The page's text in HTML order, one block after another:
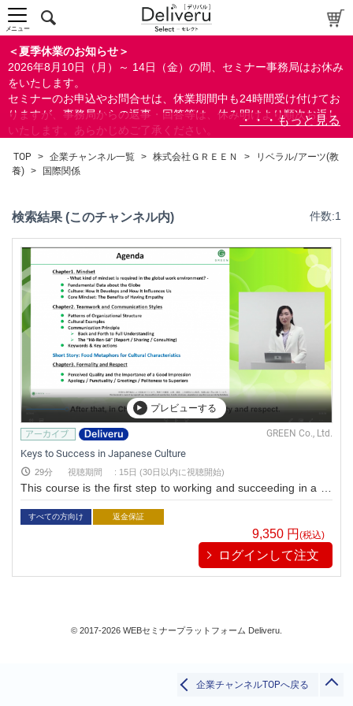
上級者向け
配布資料
指定しない
あり
なし
研修の提供
あり
カテゴリー
経営
人事/労務
営業/マーケティング
ビジネススキル
リベラル/アーツ(教養)
ビジネス/経済
コミュニケーション
政治/歴史
国際関係
環境/社会
英語/外国語
哲学/倫理/宗教
教育/心理
＜夏季休業のお知らせ＞
2026年8月10日（月）～ 14日（金）の間、セミナー事務局はお休み
をいたします。
セミナーのお申込やお問合せは、休業期間中も24時間受け付けてお
りますが、事務局からの返事・回答等は、休み明けより順次お返し
いたします。あらかじめご了承ください。
ができます。
メニュー
TOP > 企業チャンネル一覧 > 株式会社ＧＲＥＥＮ >
リベラル/アーツ(教
養) > 国際関係
検索結果 (このチャンネル内) 件数:1
プレビューする
GREEN Co., Ltd.
Keys to Success in Japanese Culture
29分 視聴期間 : 15日 (30日以内に視聴開始)
This course is the first step to working and succeeding in a Ja
panese organization! 日本語ページはこちら：https://shop.deli
veru.jp/hr/diversity-and-inclusion/ivdvvhqz/
すべての方向け 返金保証
9,350 円 (税込)
ログインして注文
企業チャンネルTOPへ戻る
© 2017-2026 WEBセミナープラットフォーム Deliveru.